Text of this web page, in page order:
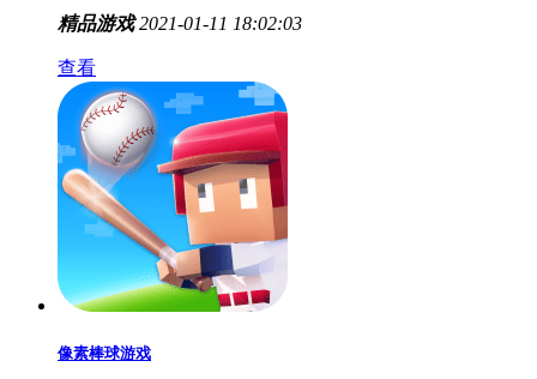
网红创造营红包版
网红创造营红包版类似网红培训班的玩法绝对够新颖，
Q萌的造型设计以及各种招募方式定能让你眼前一亮！
玩家可以根据角色信息赋予属性加成，等这些角色成名
就能不断带来收益，支持直接兑换红包奖励哦！
精品游戏 2021-01-11 18:02:03
查看